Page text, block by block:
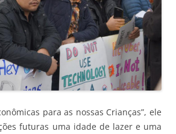
para as nossas Crianças”, ele
futuras uma idade de lazer e uma